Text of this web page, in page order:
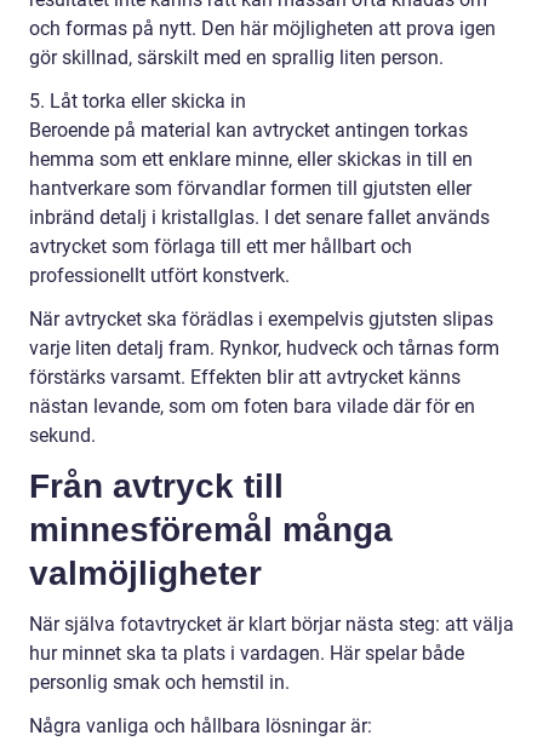
och formas på nytt. Den här möjligheten att prova igen
gör skillnad, särskilt med en sprallig liten person.
5. Låt torka eller skicka in
Beroende på material kan avtrycket antingen torkas
hemma som ett enklare minne, eller skickas in till en
hantverkare som förvandlar formen till gjutsten eller
inbränd detalj i kristallglas. I det senare fallet används
avtrycket som förlaga till ett mer hållbart och
professionellt utfört konstverk.
När avtrycket ska förädlas i exempelvis gjutsten slipas
varje liten detalj fram. Rynkor, hudveck och tårnas form
förstärks varsamt. Effekten blir att avtrycket känns
nästan levande, som om foten bara vilade där för en
sekund.
Från avtryck till
minnesföremål många
valmöjligheter
När själva fotavtrycket är klart börjar nästa steg: att välja
hur minnet ska ta plats i vardagen. Här spelar både
personlig smak och hemstil in.
Några vanliga och hållbara lösningar är: